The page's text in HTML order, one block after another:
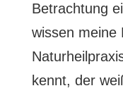
Betrachtung
wissen meine
kennt, der